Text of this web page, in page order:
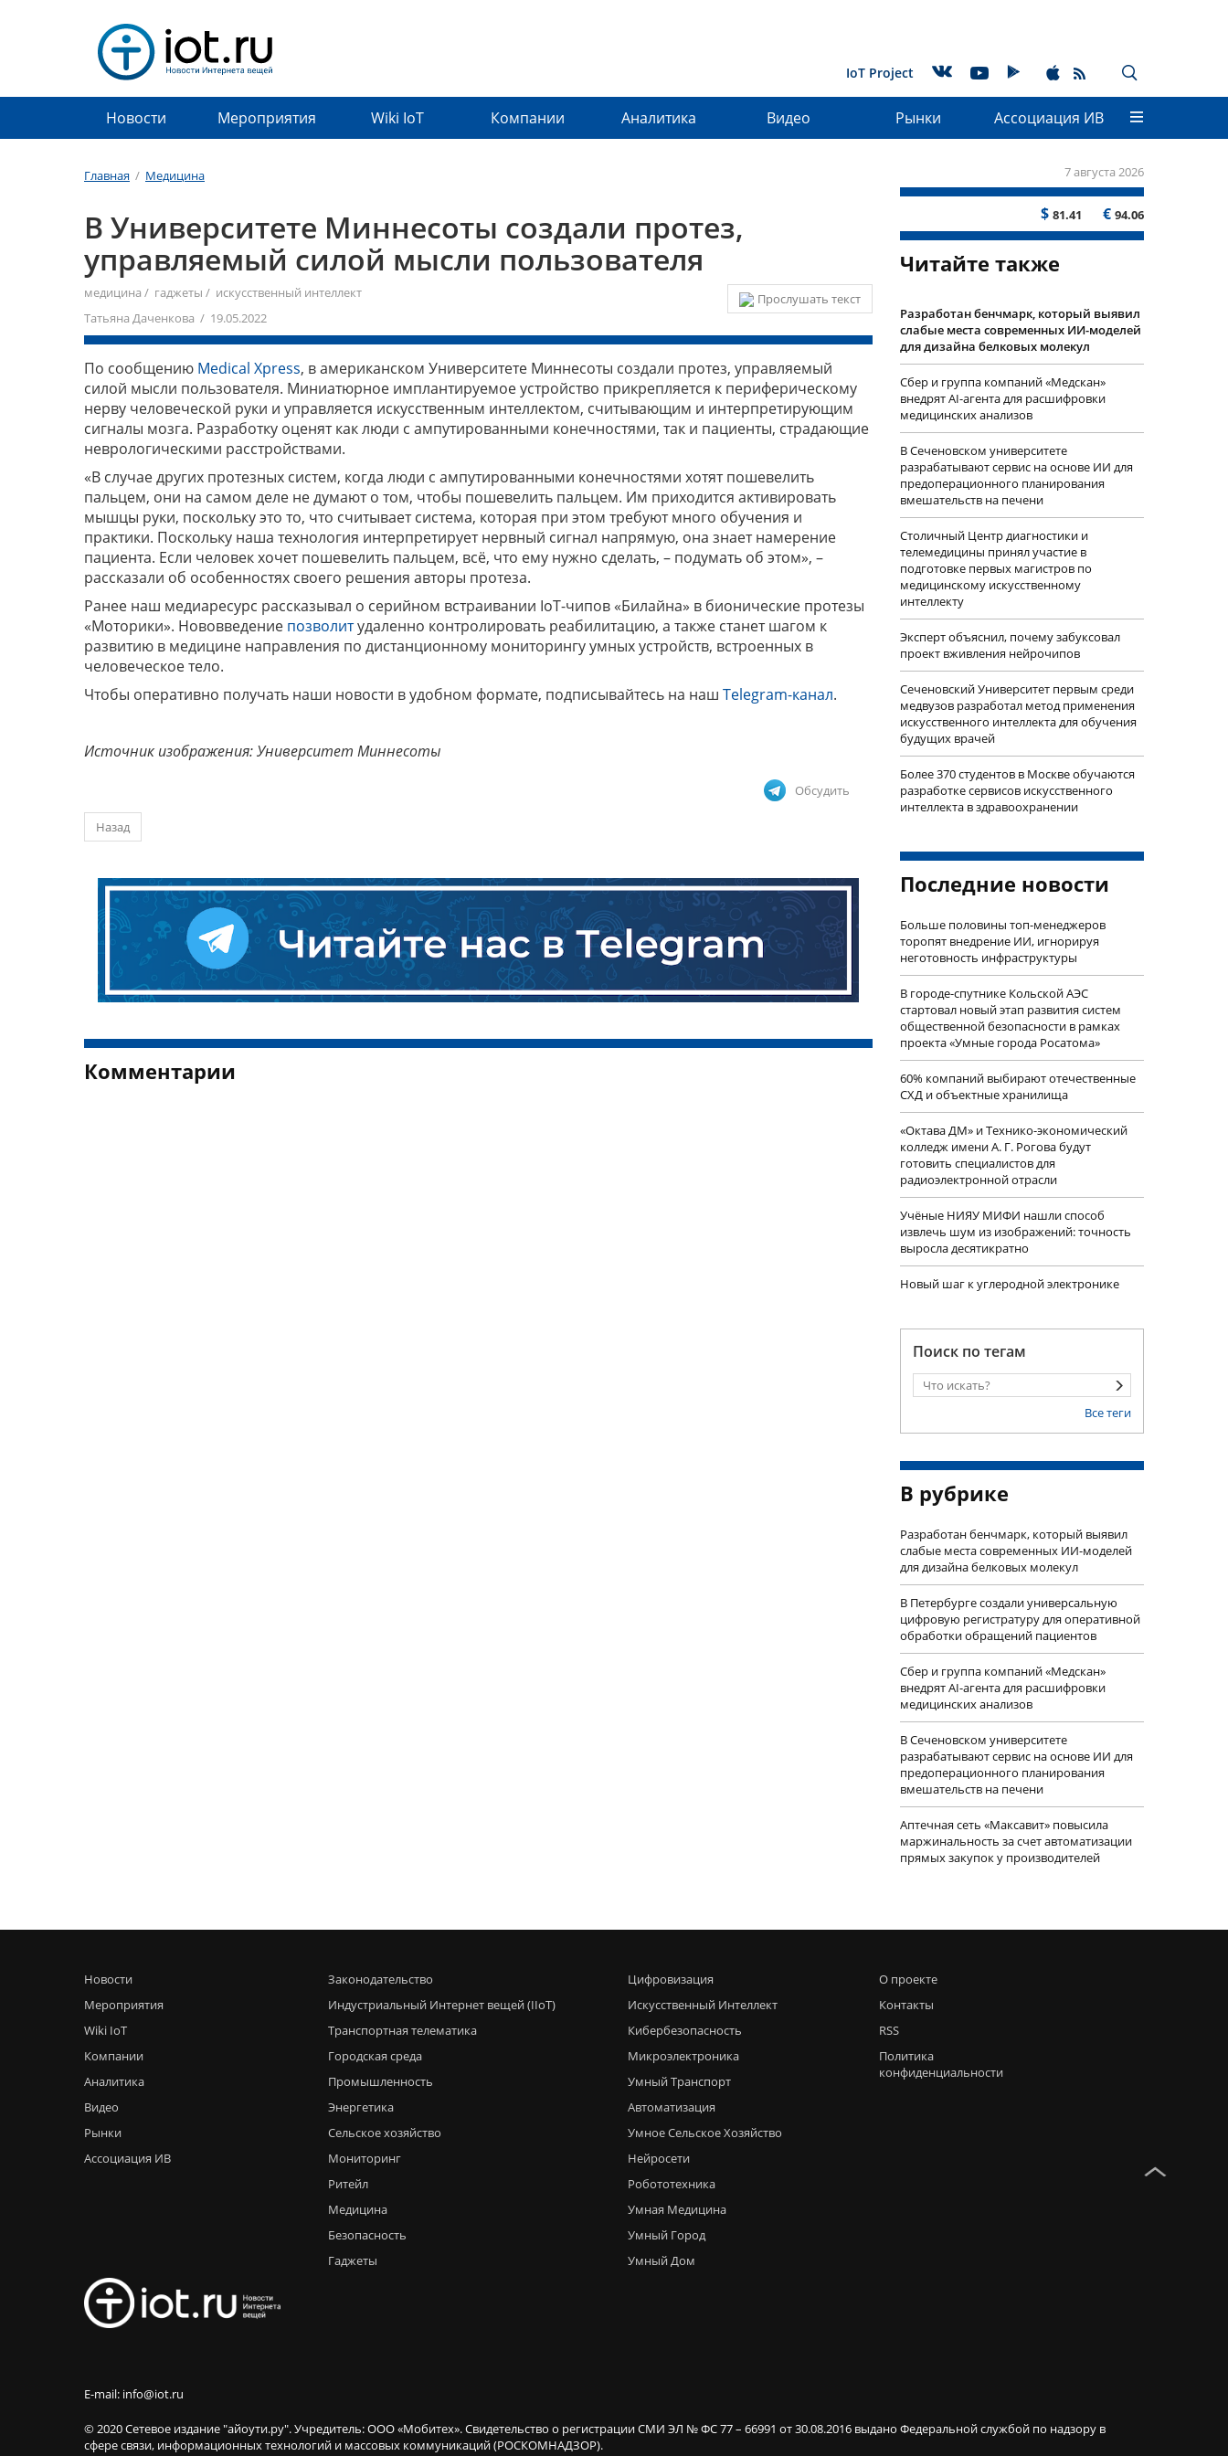
IoT Project
Новости Мероприятия Wiki IoT Компании Аналитика Видео Рынки Ассоциация ИВ
Главная / Медицина 7 августа 2026
$ 81.41 € 94.06
В Университете Миннесоты создали протез,
управляемый силой мысли пользователя
Прослушать текст
медицина / гаджеты / искусственный интеллект
Татьяна Даченкова / 19.05.2022
По сообщению Medical Xpress, в американском Университете Миннесоты создали протез, управляемый
силой мысли пользователя. Миниатюрное имплантируемое устройство прикрепляется к периферическому
нерву человеческой руки и управляется искусственным интеллектом, считывающим и интерпретирующим
сигналы мозга. Разработку оценят как люди с ампутированными конечностями, так и пациенты, страдающие
неврологическими расстройствами.
«В случае других протезных систем, когда люди с ампутированными конечностями хотят пошевелить
пальцем, они на самом деле не думают о том, чтобы пошевелить пальцем. Им приходится активировать
мышцы руки, поскольку это то, что считывает система, которая при этом требуют много обучения и
практики. Поскольку наша технология интерпретирует нервный сигнал напрямую, она знает намерение
пациента. Если человек хочет пошевелить пальцем, всё, что ему нужно сделать, – подумать об этом», –
рассказали об особенностях своего решения авторы протеза.
Ранее наш медиаресурс рассказывал о серийном встраивании IoT-чипов «Билайна» в бионические протезы
«Моторики». Нововведение позволитудаленно контролировать реабилитацию, а также станет шагом к
развитию в медицине направления по дистанционному мониторингу умных устройств, встроенных в
человеческое тело.
Чтобы оперативно получать наши новости в удобном формате, подписывайтесь на наш Telegram-канал.
Источник изображения: Университет Миннесоты
Обсудить
Назад
Комментарии
Читайте также
Разработан бенчмарк, который выявил
слабые места современных ИИ-моделей
для дизайна белковых молекул
Сбер и группа компаний «Медскан»
внедрят AI-агента для расшифровки
медицинских анализов
В Сеченовском университете
разрабатывают сервис на основе ИИ для
предоперационного планирования
вмешательств на печени
Столичный Центр диагностики и
телемедицины принял участие в
подготовке первых магистров по
медицинскому искусственному
интеллекту
Эксперт объяснил, почему забуксовал
проект вживления нейрочипов
Сеченовский Университет первым среди
медвузов разработал метод применения
искусственного интеллекта для обучения
будущих врачей
Более 370 студентов в Москве обучаются
разработке сервисов искусственного
интеллекта в здравоохранении
Последние новости
Больше половины топ-менеджеров
торопят внедрение ИИ, игнорируя
неготовность инфраструктуры
В городе-спутнике Кольской АЭС
стартовал новый этап развития систем
общественной безопасности в рамках
проекта «Умные города Росатома»
60% компаний выбирают отечественные
СХД и объектные хранилища
«Октава ДМ» и Технико-экономический
колледж имени А. Г. Рогова будут
готовить специалистов для
радиоэлектронной отрасли
Учëные НИЯУ МИФИ нашли способ
извлечь шум из изображений: точность
выросла десятикратно
Новый шаг к углеродной электронике
Поиск по тегам
Все теги
В рубрике
Разработан бенчмарк, который выявил
слабые места современных ИИ-моделей
для дизайна белковых молекул
В Петербурге создали универсальную
цифровую регистратуру для оперативной
обработки обращений пациентов
Сбер и группа компаний «Медскан»
внедрят AI-агента для расшифровки
медицинских анализов
В Сеченовском университете
разрабатывают сервис на основе ИИ для
предоперационного планирования
вмешательств на печени
Аптечная сеть «Максавит» повысила
маржинальность за счет автоматизации
прямых закупок у производителей
Новости
Мероприятия
Wiki IoT
Компании
Аналитика
Видео
Рынки
Ассоциация ИВ
Законодательство
Индустриальный Интернет вещей (IIoT)
Транспортная телематика
Городская среда
Промышленность
Энергетика
Сельское хозяйство
Мониторинг
Ритейл
Медицина
Безопасность
Гаджеты
Цифровизация
Искусственный Интеллект
Кибербезопасность
Микроэлектроника
Умный Транспорт
Автоматизация
Умное Сельское Хозяйство
Нейросети
Робототехника
Умная Медицина
Умный Город
Умный Дом
О проекте
Контакты
RSS
Политика
конфиденциальности
E-mail: info@iot.ru
© 2020 Сетевое издание "айоути.ру". Учредитель: ООО «Мобитех». Свидетельство о регистрации СМИ ЭЛ № ФС 77 – 66991 от 30.08.2016 выдано Федеральной службой по надзору в
сфере связи, информационных технологий и массовых коммуникаций (РОСКОМНАДЗОР).